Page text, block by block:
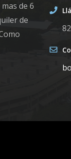
de 6
de